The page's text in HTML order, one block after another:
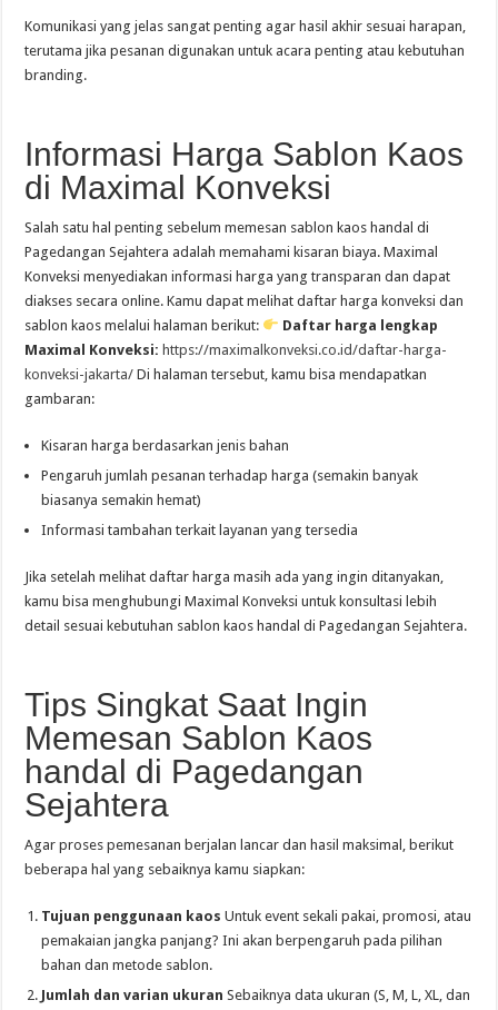
Komunikasi yang jelas sangat penting agar hasil akhir sesuai harapan,
terutama jika pesanan digunakan untuk acara penting atau kebutuhan
branding.
Informasi Harga Sablon Kaos
di Maximal Konveksi
Salah satu hal penting sebelum memesan sablon kaos handal di
Pagedangan Sejahtera adalah memahami kisaran biaya. Maximal
Konveksi menyediakan informasi harga yang transparan dan dapat
diakses secara online. Kamu dapat melihat daftar harga konveksi dan
sablon kaos melalui halaman berikut:
Daftar harga lengkap
Maximal Konveksi: https://maximalkonveksi.co.id/daftar-harga-
konveksi-jakarta/ Di halaman tersebut, kamu bisa mendapatkan
gambaran:
Kisaran harga berdasarkan jenis bahan
Pengaruh jumlah pesanan terhadap harga (semakin banyak
biasanya semakin hemat)
Informasi tambahan terkait layanan yang tersedia
Jika setelah melihat daftar harga masih ada yang ingin ditanyakan,
kamu bisa menghubungi Maximal Konveksi untuk konsultasi lebih
detail sesuai kebutuhan sablon kaos handal di Pagedangan Sejahtera.
Tips Singkat Saat Ingin
Memesan Sablon Kaos
handal di Pagedangan
Sejahtera
Agar proses pemesanan berjalan lancar dan hasil maksimal, berikut
beberapa hal yang sebaiknya kamu siapkan:
Tujuan penggunaan kaos Untuk event sekali pakai, promosi, atau
pemakaian jangka panjang? Ini akan berpengaruh pada pilihan
bahan dan metode sablon.
Jumlah dan varian ukuran Sebaiknya data ukuran (S, M, L, XL, dan